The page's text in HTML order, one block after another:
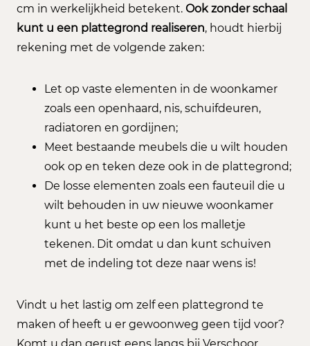
cm in werkelijkheid betekent. Ook zonder schaal
kunt u een plattegrond realiseren, houdt hierbij
rekening met de volgende zaken:
Let op vaste elementen in de woonkamer
zoals een openhaard, nis, schuifdeuren,
radiatoren en gordijnen;
Meet bestaande meubels die u wilt houden
ook op en teken deze ook in de plattegrond;
De losse elementen zoals een fauteuil die u
wilt behouden in uw nieuwe woonkamer
kunt u het beste op een los malletje
tekenen. Dit omdat u dan kunt schuiven
met de indeling tot deze naar wens is!
Vindt u het lastig om zelf een plattegrond te
maken of heeft u er gewoonweg geen tijd voor?